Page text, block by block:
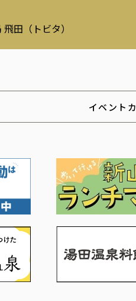
（トビタ）
イベント